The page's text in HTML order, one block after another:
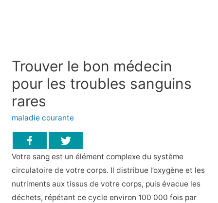
Trouver le bon médecin
pour les troubles sanguins
rares
maladie courante
Votre sang est un élément complexe du système
circulatoire de votre corps. Il distribue l’oxygène et les
nutriments aux tissus de votre corps, puis évacue les
déchets, répétant ce cycle environ 100 000 fois par